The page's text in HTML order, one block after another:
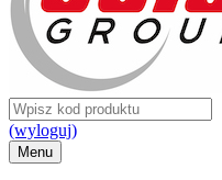
(wyloguj)
Menu